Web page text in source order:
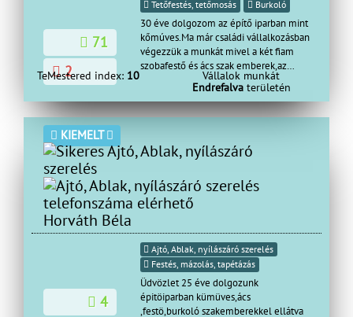
71
2
Tetőfestés, tetőmosás
Burkoló
30 éve dolgozom az építő iparban mint
kőmúves.Ma már családi vállalkozásban
végezzük a munkát mivel a két fiam
szobafestő és ács szak emberek,az
ország minden részére elmegyünk.A
vállalt munkáinkra és pontos kezdési
illetve befejezésének időpontjára
TeMestered index: 10
Vállalok munkát
Endrefalvaterületén
KIEMELT
Horváth Béla
4
Ajtó, Ablak, nyílászáró szerelés
Festés, mázolás, tapétázás
Üdvözlet 25 éve dolgozunk
épitöiparban kümüves,ács
,festö,burkoló szakemberekkel ellátva